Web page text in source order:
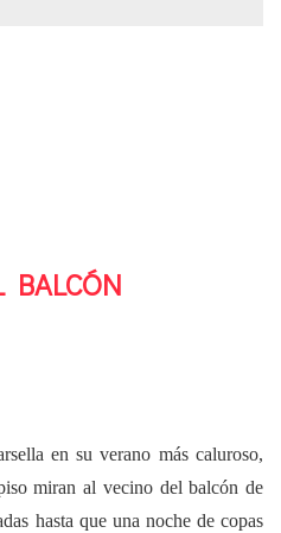
BALCÓN
en su verano más caluroso,
miran al vecino del balcón de
hasta que una noche de copas